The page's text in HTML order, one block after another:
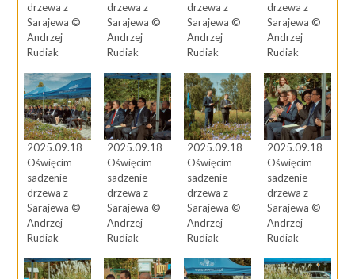
drzewa z
Sarajewa ©
Andrzej
Rudiak
drzewa z
Sarajewa ©
Andrzej
Rudiak
drzewa z
Sarajewa ©
Andrzej
Rudiak
drzewa z
Sarajewa ©
Andrzej
Rudiak
2025.09.18
Oświęcim
sadzenie
drzewa z
Sarajewa ©
Andrzej
Rudiak
2025.09.18
Oświęcim
sadzenie
drzewa z
Sarajewa ©
Andrzej
Rudiak
2025.09.18
Oświęcim
sadzenie
drzewa z
Sarajewa ©
Andrzej
Rudiak
2025.09.18
Oświęcim
sadzenie
drzewa z
Sarajewa ©
Andrzej
Rudiak